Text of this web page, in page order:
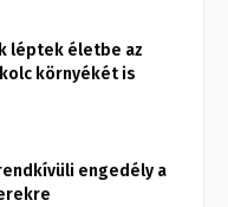
léptek életbe az
környékét is
engedély a